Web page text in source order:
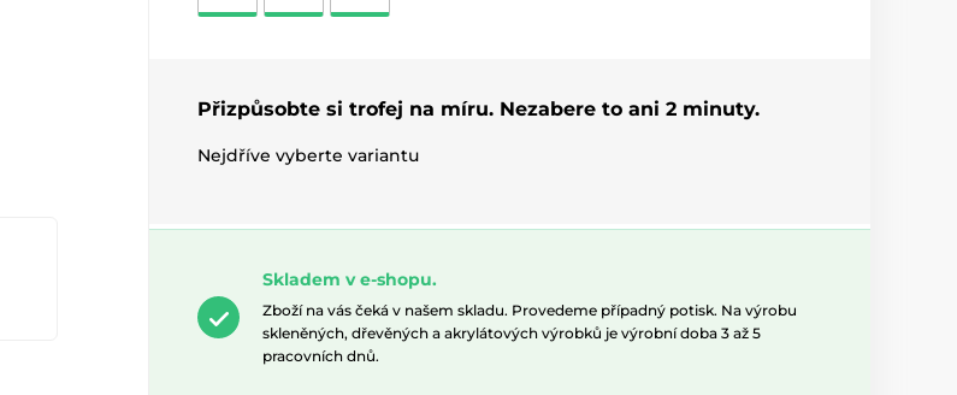
Přizpůsobte si trofej na míru. Nezabere to ani 2 minuty.
Nejdříve vyberte variantu
Skladem v e-shopu.
Zboží na vás čeká v našem skladu. Provedeme případný potisk. Na výrobu
skleněných, dřevěných a akrylátových výrobků je výrobní doba 3 až 5
pracovních dnů.